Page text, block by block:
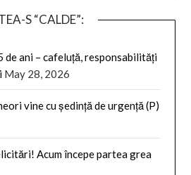
S “CALDE”:
de ani – cafeluță, responsabilități
May 28, 2026
vine cu ședință de urgență (P)
Acum începe partea grea